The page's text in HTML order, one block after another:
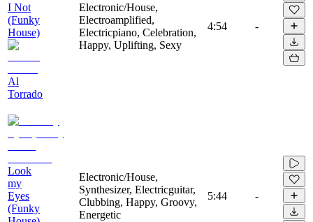
I Not
(Funky
House)
Al
Torrado
Electronic/House,
Electroamplified,
Electricpiano, Celebration,
Happy, Uplifting, Sexy
4:54 -
Look
my
Eyes
(Funky
Electronic/House,
Synthesizer, Electricguitar,
Clubbing, Happy, Groovy,
Energetic
5:44 -